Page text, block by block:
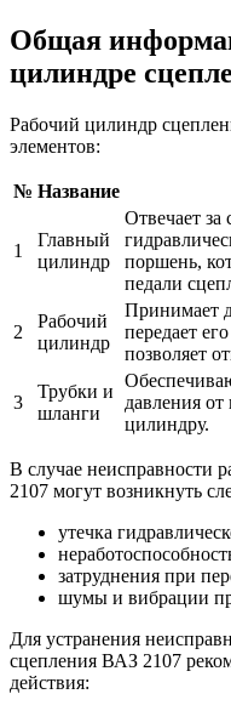
Общая
цилиндре
Рабочий цилиндр
элементов:
№ Название
1
Главный
цилиндр
Отвечает за
поршень,
педали
2
Рабочий
цилиндр
Принимает
передает
позволяет
3
Трубки и
шланги
давления
цилиндру.
В случае неисправности
2107 могут возникнуть
утечка
затруднения при
шумы и вибрации
Для устранения
сцепления ВАЗ 2107
действия: